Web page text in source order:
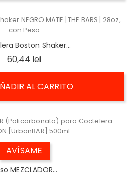
Boston Shaker...
60,44 leiPrecio
AL CARRITO
AVÍSAME
MEZCLADOR...